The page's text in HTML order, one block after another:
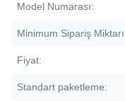
Model Numarası:
Minimum Sipariş
Fiyat:
Standart paketleme: